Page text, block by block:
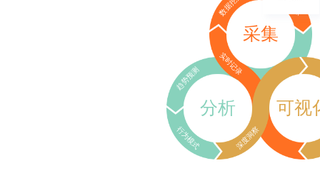
采集
实时记录
分析
趋势预测
行为模式 深度洞察
可视